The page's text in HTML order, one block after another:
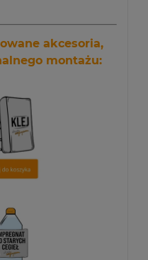
akcesoria,
montażu: